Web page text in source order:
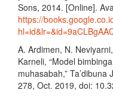
Sons, 2014. [Online].
https://
A. Ardimen, N.
Karneli, “Model
muhasabah,”
278, Oct. 2019, doi: